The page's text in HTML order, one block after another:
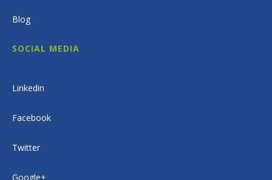
Blog
SOCIAL MEDIA
Linkedin
Facebook
Twitter
Google+